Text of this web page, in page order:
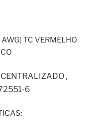
TC VERMELHO
,
6